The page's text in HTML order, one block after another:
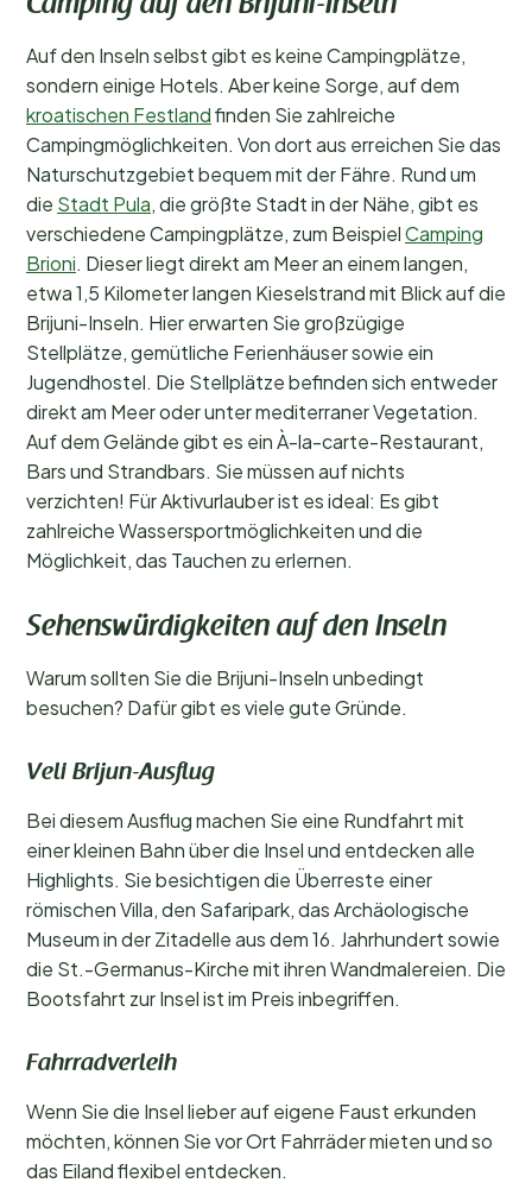
Camping auf den Brijuni-Inseln
Auf den Inseln selbst gibt es keine Campingplätze,
sondern einige Hotels. Aber keine Sorge, auf dem
kroatischen Festlandfinden Sie zahlreiche
Campingmöglichkeiten. Von dort aus erreichen Sie das
Naturschutzgebiet bequem mit der Fähre. Rund um
die Stadt Pula, die größte Stadt in der Nähe, gibt es
verschiedene Campingplätze, zum BeispielCamping
Brioni. Dieser liegt direkt am Meer an einem langen,
etwa 1,5 Kilometer langen Kieselstrand mit Blick auf die
Brijuni-Inseln. Hier erwarten Sie großzügige
Stellplätze, gemütliche Ferienhäuser sowie ein
Jugendhostel. Die Stellplätze befinden sich entweder
direkt am Meer oder unter mediterraner Vegetation.
Auf dem Gelände gibt es ein À-la-carte-Restaurant,
Bars und Strandbars. Sie müssen auf nichts
verzichten! Für Aktivurlauber ist es ideal: Es gibt
zahlreiche Wassersportmöglichkeiten und die
Möglichkeit, das Tauchen zu erlernen.
Sehenswürdigkeiten auf den Inseln
Warum sollten Sie die Brijuni-Inseln unbedingt
besuchen? Dafür gibt es viele gute Gründe.
Veli Brijun-Ausflug
Bei diesem Ausflug machen Sie eine Rundfahrt mit
einer kleinen Bahn über die Insel und entdecken alle
Highlights. Sie besichtigen die Überreste einer
römischen Villa, den Safaripark, das Archäologische
Museum in der Zitadelle aus dem 16. Jahrhundert sowie
die St.-Germanus-Kirche mit ihren Wandmalereien. Die
Bootsfahrt zur Insel ist im Preis inbegriffen.
Fahrradverleih
Wenn Sie die Insel lieber auf eigene Faust erkunden
möchten, können Sie vor Ort Fahrräder mieten und so
das Eiland flexibel entdecken.